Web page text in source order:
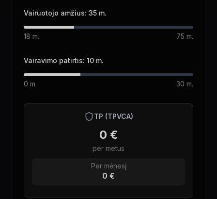
Vairuotojo amžius: 35 m.
18 m. 75 m.
Vairavimo patirtis: 10 m.
0 m. 30 m.
TP (TPVCA)
0 €
per metus
Per mėnesį
0 €